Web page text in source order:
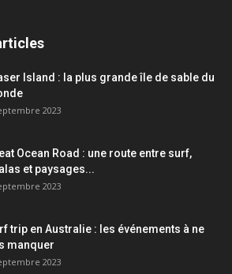
Island : la plus grande île de sable du
2023
Ocean Road : une route entre surf,
et paysages...
2023
trip en Australie : les événements à ne
manquer
2023